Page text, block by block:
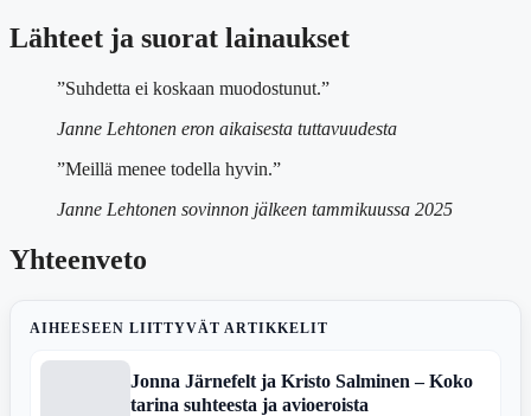
Lähteet ja suorat lainaukset
”Suhdetta ei koskaan muodostunut.”
Janne Lehtonen eron aikaisesta tuttavuudesta
”Meillä menee todella hyvin.”
Janne Lehtonen sovinnon jälkeen tammikuussa 2025
Yhteenveto
AIHEESEEN LIITTYVÄT ARTIKKELIT
Jonna Järnefelt ja Kristo Salminen – Koko
tarina suhteesta ja avioeroista